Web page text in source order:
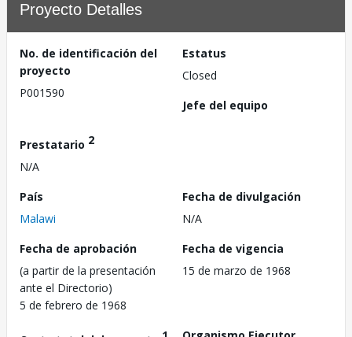
Proyecto Detalles
No. de identificación del
proyecto
P001590
Estatus
Closed
Jefe del equipo
Prestatario 2
N/A
País
Malawi
Fecha de divulgación
N/A
Fecha de aprobación
(a partir de la presentación
ante el Directorio)
5 de febrero de 1968
Fecha de vigencia
15 de marzo de 1968